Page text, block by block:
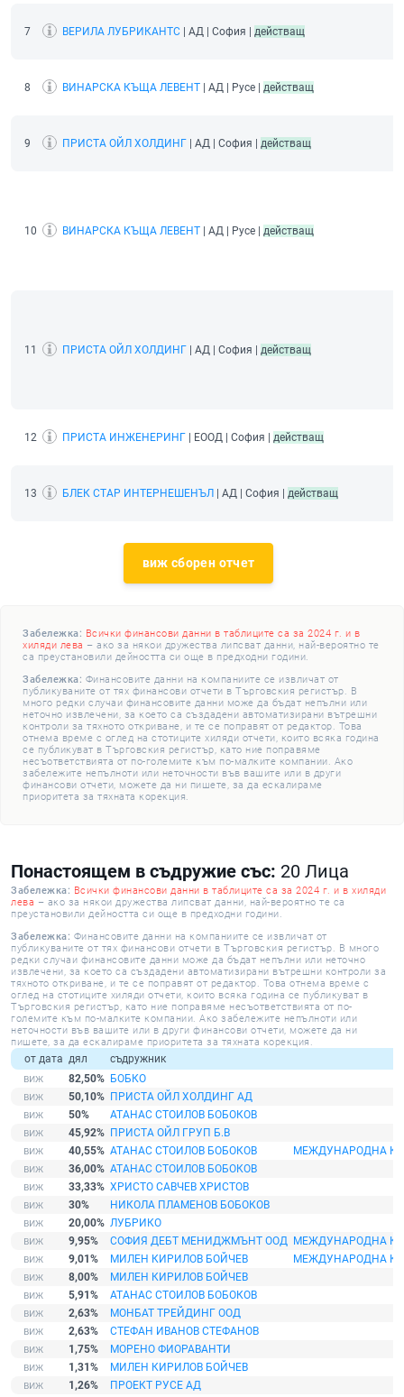
7 ВЕРИЛА ЛУБРИКАНТС | АД | София | действащ
8 ВИНАРСКА КЪЩА ЛЕВЕНТ | АД | Русе | действащ
9 ПРИСТА ОЙЛ ХОЛДИНГ | АД | София | действащ
10 ВИНАРСКА КЪЩА ЛЕВЕНТ | АД | Русе | действащ
11 ПРИСТА ОЙЛ ХОЛДИНГ | АД | София | действащ
12 ПРИСТА ИНЖЕНЕРИНГ | ЕООД | София | действащ
13 БЛЕК СТАР ИНТЕРНЕШЕНЪЛ | АД | София | действащ
виж сборен отчет
Забележка: Всички финансови данни в таблиците са за 2024 г. и в
хиляди лева – ако за някои дружества липсват данни, най-вероятно те
са преустановили дейността си още в предходни години.
Забележка: Финансовите данни на компаниите се извличат от
публикуваните от тях финансови отчети в Търговския регистър. В
много редки случаи финансовите данни може да бъдат непълни или
неточно извлечени, за което са създадени автоматизирани вътрешни
контроли за тяхното откриване, и те се поправят от редактор. Това
отнема време с оглед на стотиците хиляди отчети, които всяка година
се публикуват в Търговския регистър, като ние поправяме
несъответствията от по-големите към по-малките компании. Ако
забележите непълноти или неточности във вашите или в други
финансови отчети, можете да ни пишете, за да ескалираме
приоритета за тяхната корекция.
Понастоящем в съдружие със: 20 Лица
Забележка: Всички финансови данни в таблиците са за 2024 г. и в хиляди
лева – ако за някои дружества липсват данни, най-вероятно те са
преустановили дейността си още в предходни години.
Забележка: Финансовите данни на компаниите се извличат от
публикуваните от тях финансови отчети в Търговския регистър. В много
редки случаи финансовите данни може да бъдат непълни или неточно
извлечени, за което са създадени автоматизирани вътрешни контроли за
тяхното откриване, и те се поправят от редактор. Това отнема време с
оглед на стотиците хиляди отчети, които всяка година се публикуват в
Търговския регистър, като ние поправяме несъответствията от по-
големите към по-малките компании. Ако забележите непълноти или
неточности във вашите или в други финансови отчети, можете да ни
пишете, за да ескалираме приоритета за тяхната корекция.
от дата дял
съдружник
82,50% БОБКО
50,10% ПРИСТА ОЙЛ ХОЛДИНГ АД
50%
АТАНАС СТОИЛОВ БОБОКОВ
45,92% ПРИСТА ОЙЛ ГРУП Б.В
40,55% АТАНАС СТОИЛОВ БОБОКОВ
МЕЖДУНАРОДНА
36,00% АТАНАС СТОИЛОВ БОБОКОВ
33,33% ХРИСТО САВЧЕВ ХРИСТОВ
30%
НИКОЛА ПЛАМЕНОВ БОБОКОВ
20,00% ЛУБРИКО
9,95%
СОФИЯ ДЕБТ МЕНИДЖМЪНТ ООД МЕЖДУНАРОДНА
9,01%
МИЛЕН КИРИЛОВ БОЙЧЕВ
МЕЖДУНАРОДНА
8,00%
МИЛЕН КИРИЛОВ БОЙЧЕВ
5,91%
АТАНАС СТОИЛОВ БОБОКОВ
2,63%
МОНБАТ ТРЕЙДИНГ ООД
2,63%
СТЕФАН ИВАНОВ СТЕФАНОВ
1,75%
МОРЕНО ФИОРАВАНТИ
1,31%
МИЛЕН КИРИЛОВ БОЙЧЕВ
1,26%
ПРОЕКТ РУСЕ АД